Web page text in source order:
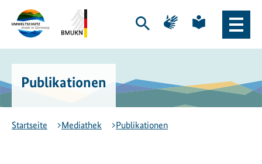
Hauptinhalt
springen
Hauptnavigation
springen
-
zur
Startseite
Klimaschutz,
nukleare
Sicherheit
Suche
Zur
Seite
Seite
Sprache
öffnen
Publikationen
Startseite Mediathek Publikationen